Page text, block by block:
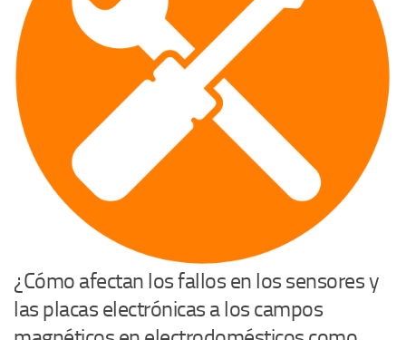
¿Cómo afectan los fallos en los sensores y
las placas electrónicas a los campos